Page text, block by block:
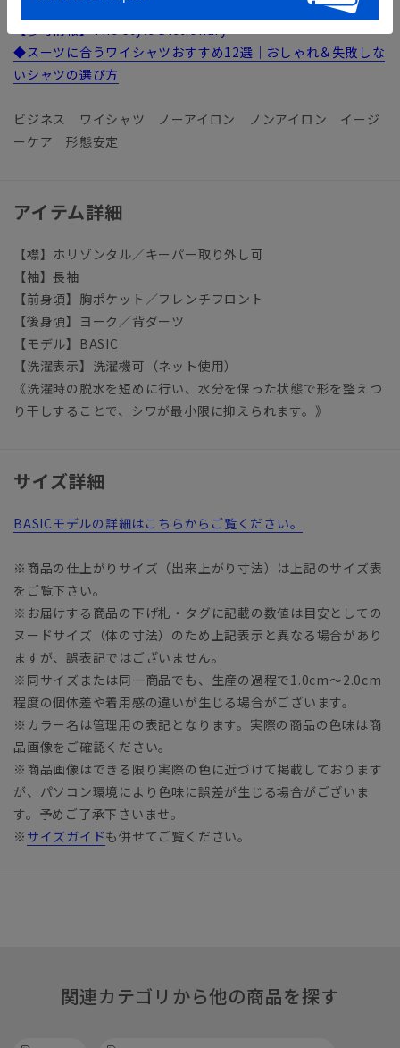
◆スーツに合うワイシャツおすすめ12選｜おしゃれ＆失敗しな
いシャツの選び方
ビジネス ワイシャツ ノーアイロン ノンアイロン イージ
ーケア 形態安定
アイテム詳細
【襟】ホリゾンタル／キーパー取り外し可
【袖】長袖
【前身頃】胸ポケット／フレンチフロント
【後身頃】ヨーク／背ダーツ
【モデル】BASIC
【洗濯表示】洗濯機可（ネット使用）
《洗濯時の脱水を短めに行い、水分を保った状態で形を整えつ
り干しすることで、シワが最小限に抑えられます。》
サイズ詳細
BASICモデルの詳細はこちらからご覧ください。
※商品の仕上がりサイズ（出来上がり寸法）は上記のサイズ表
をご覧下さい。
※お届けする商品の下げ札・タグに記載の数値は目安としての
ヌードサイズ（体の寸法）のため上記表示と異なる場合があり
ますが、誤表記ではございません。
※同サイズまたは同一商品でも、生産の過程で1.0cm～2.0cm
程度の個体差や着用感の違いが生じる場合がございます。
※カラー名は管理用の表記となります。実際の商品の色味は商
品画像をご確認ください。
※商品画像はできる限り実際の色に近づけて掲載しております
が、パソコン環境により色味に誤差が生じる場合がございま
す。予めご了承下さいませ。
※ サイズガイドも併せてご覧ください。
関連カテゴリから他の商品を探す